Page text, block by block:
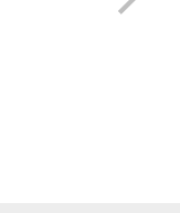
R$